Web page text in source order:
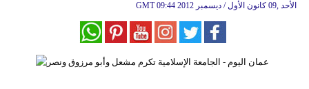
وتغذية
GMT 09:44 2012 الأحد ,09 كانون الأول / ديسمبر